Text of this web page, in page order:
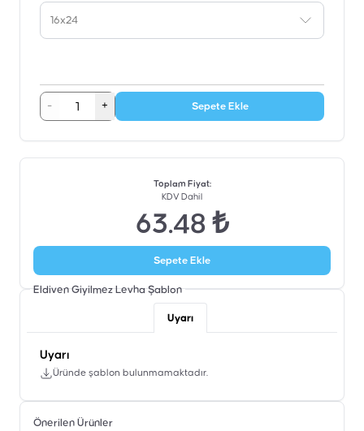
16x24
- + Sepete Ekle
Toplam Fiyat:
KDV Dahil
63.48 ₺
Sepete Ekle
Eldiven Giyilmez Levha Şablon
Uyarı
Uyarı
Üründe şablon bulunmamaktadır.
Önerilen Ürünler